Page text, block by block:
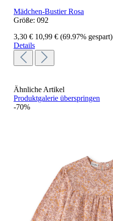
Mädchen-Bustier Rosa
Größe: 092
3,30 € 10,99 € (69.97% gespart)
Details
Ähnliche Artikel
Produktgalerie überspringen
-70%